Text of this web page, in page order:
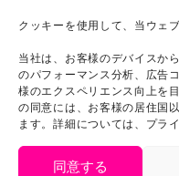
クッキーを使用して、当ウェ
当社は、お客様のデバイスか
のパフォーマンス分析、広告
様のエクスペリエンス向上を
の同意には、お客様の居住国
ます。詳細については、プラ
同意する
お問い合わせ
利用規約
プライバシーポリシー
プレスリリース